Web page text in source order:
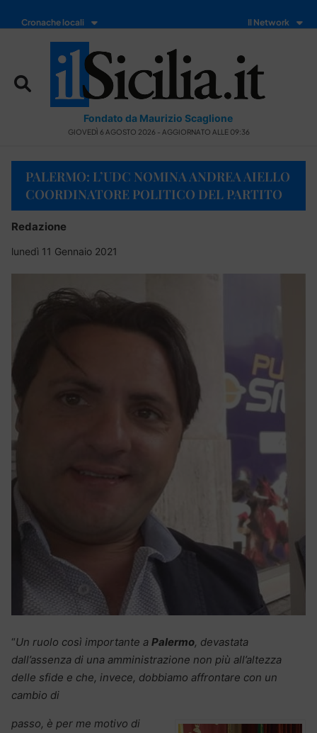
Cronache locali Il Network
Fondato da Maurizio Scaglione
GIOVEDÌ 6 AGOSTO 2026 - AGGIORNATO ALLE 09:36
PALERMO: L’UDC NOMINA ANDREA AIELLO
COORDINATORE POLITICO DEL PARTITO
Redazione
lunedì 11 Gennaio 2021
“Un ruolo così importante a Palermo, devastata
dall’assenza di una amministrazione non più all’altezza
delle sfide e che, invece, dobbiamo affrontare con un
cambio di
passo, è per me motivo di